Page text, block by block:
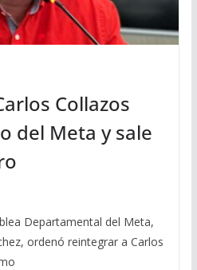
Collazos
del Meta y sale
Departamental del Meta,
ordenó reintegrar a Carlos